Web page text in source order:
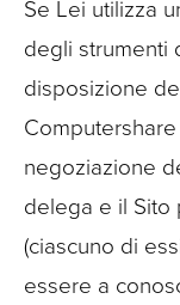
Se Lei utilizza
degli strumenti
disposizione
negoziazione
delega e il Sito
(ciascuno di
essere a